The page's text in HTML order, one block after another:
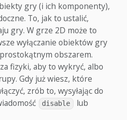
gry (i ich komponenty),
To, jak to ustalić,
gry. W grze 2D może to
wyłączanie obiektów gry
obszarem.
fizyki, aby to wykryć, albo
Gdy już wiesz, które
zrób to, wysyłając do
disable lub